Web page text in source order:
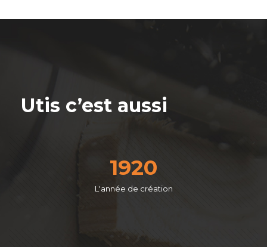
Utis c’est aussi
1920
L'année de création